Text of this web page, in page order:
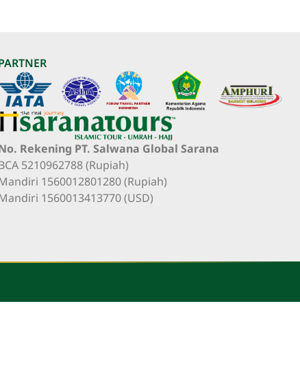
Rekening PT. Salwana Global Sarana
5210962788 (Rupiah)
1560012801280 (Rupiah)
1560013413770 (USD)